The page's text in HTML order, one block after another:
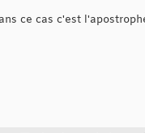
ce cas c'est